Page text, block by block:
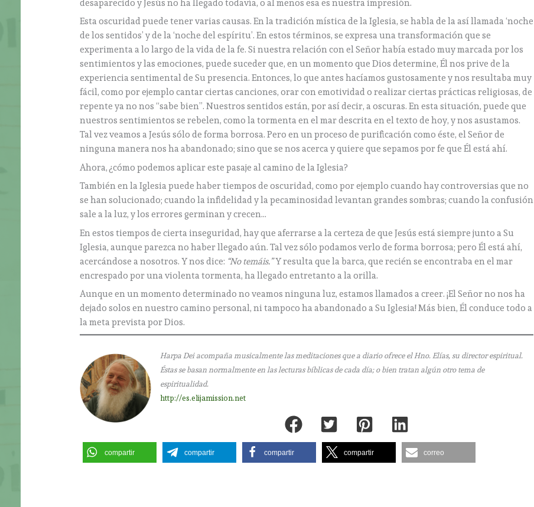
desaparecido y Jesús no ha llegado todavía, o al menos esa es nuestra impresión.
Esta oscuridad puede tener varias causas. En la tradición mística de la Iglesia, se habla de la así llamada ‘noche
de los sentidos’ y de la ‘noche del espíritu’. En estos términos, se expresa una transformación que se
experimenta a lo largo de la vida de la fe. Si nuestra relación con el Señor había estado muy marcada por los
sentimientos y las emociones, puede suceder que, en un momento que Dios determine, Él nos prive de la
experiencia sentimental de Su presencia. Entonces, lo que antes hacíamos gustosamente y nos resultaba muy
fácil, como por ejemplo cantar ciertas canciones, orar con emotividad o realizar ciertas prácticas religiosas, de
repente ya no nos “sabe bien”. Nuestros sentidos están, por así decir, a oscuras. En esta situación, puede que
nuestros sentimientos se rebelen, como la tormenta en el mar descrita en el texto de hoy, y nos asustamos.
Tal vez veamos a Jesús sólo de forma borrosa. Pero en un proceso de purificación como éste, el Señor de
ninguna manera nos ha abandonado; sino que se nos acerca y quiere que sepamos por fe que Él está ahí.
Ahora, ¿cómo podemos aplicar este pasaje al camino de la Iglesia?
También en la Iglesia puede haber tiempos de oscuridad, como por ejemplo cuando hay controversias que no
se han solucionado; cuando la infidelidad y la pecaminosidad levantan grandes sombras; cuando la confusión
sale a la luz, y los errores germinan y crecen…
En estos tiempos de cierta inseguridad, hay que aferrarse a la certeza de que Jesús está siempre junto a Su
Iglesia, aunque parezca no haber llegado aún. Tal vez sólo podamos verlo de forma borrosa; pero Él está ahí,
acercándose a nosotros. Y nos dice: “No temáis.”Y resulta que la barca, que recién se encontraba en el mar
encrespado por una violenta tormenta, ha llegado entretanto a la orilla.
Aunque en un momento determinado no veamos ninguna luz, estamos llamados a creer. ¡El Señor no nos ha
dejado solos en nuestro camino personal, ni tampoco ha abandonado a Su Iglesia! Más bien, Él conduce todo a
la meta prevista por Dios.
Harpa Dei acompaña musicalmente las meditaciones que a diario ofrece el Hno. Elías, su director espiritual.
Éstas se basan normalmente en las lecturas bíblicas de cada día; o bien tratan algún otro tema de
espiritualidad.
http://es.elijamission.net
compartir compartir compartir compartir correo